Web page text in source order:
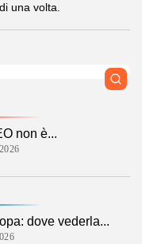
non è...
dove vederla...
una volta.